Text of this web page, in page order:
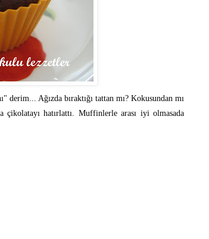
Ağızda bıraktığı tattan mı? Kokusundan mı
hatırlattı. Muffinlerle arası iyi olmasada